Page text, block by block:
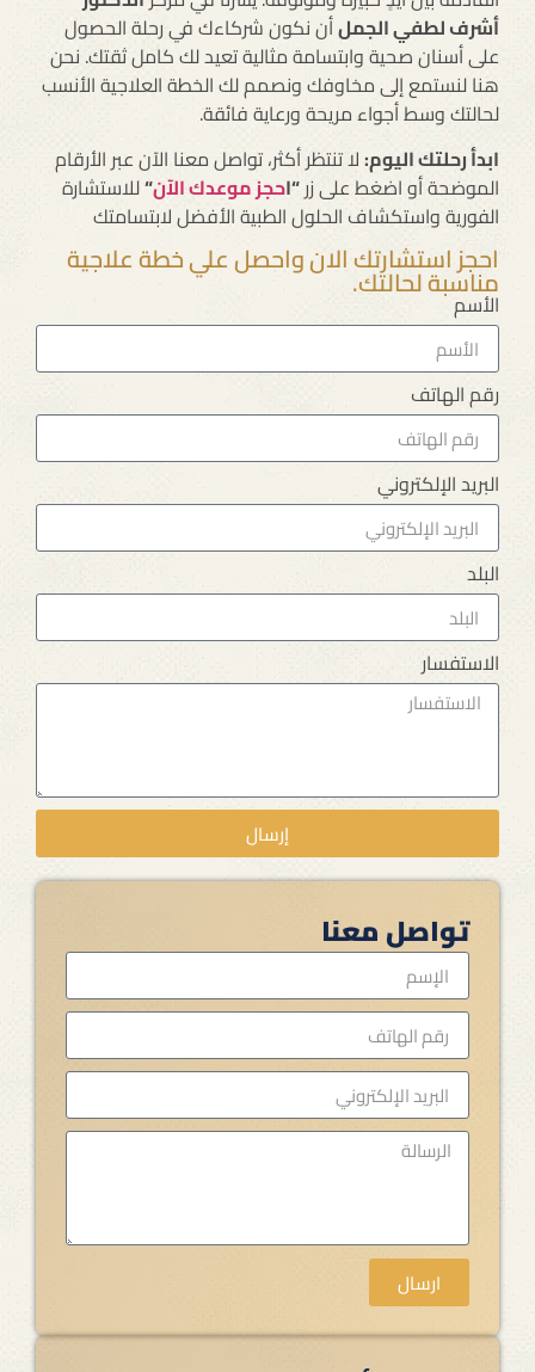
تواصل معنا
ارسال
أشرف لطفي الجملأن نكون شركاءك في رحلة الحصول
على أسنان صحية وابتسامة مثالية تعيد لك كامل ثقتك. نحن
هنا لنستمع إلى مخاوفك ونصمم لك الخطة العلاجية الأنسب
لحالتك وسط أجواء مريحة ورعاية فائقة.
ابدأ رحلتك اليوم:لا تنتظر أكثر، تواصل معنا الآن عبر الأرقام
الموضحة أو اضغط على زر“احجز موعدك الآن“للاستشارة
الفورية واستكشاف الحلول الطبية الأفضل لابتسامتك
احجز استشارتك الان واحصل علي خطة علاجية
مناسبة لحالتك.
الأسم
رقم الهاتف
البريد الإلكتروني
البلد
الاستفسار
إرسال